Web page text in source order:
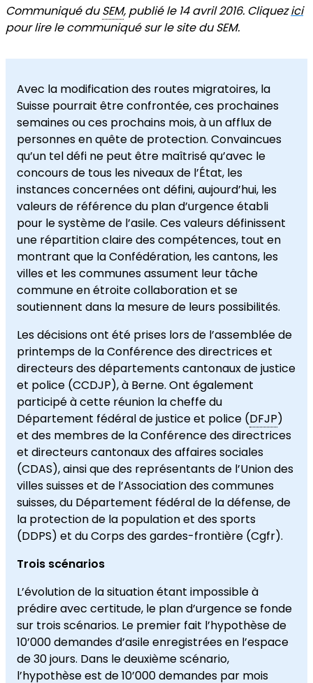
Communiqué duSEM, publié le 14 avril 2016. Cliquezici
pour lire le communiqué sur le site du SEM.
Avec la modification des routes migratoires, la
Suisse pourrait être confrontée, ces prochaines
semaines ou ces prochains mois, à un afflux de
personnes en quête de protection. Convaincues
qu’un tel défi ne peut être maîtrisé qu’avec le
concours de tous les niveaux de l’État, les
instances concernées ont défini, aujourd’hui, les
valeurs de référence du plan d’urgence établi
pour le système de l’asile. Ces valeurs définissent
une répartition claire des compétences, tout en
montrant que la Confédération, les cantons, les
villes et les communes assument leur tâche
commune en étroite collaboration et se
soutiennent dans la mesure de leurs possibilités.
Les décisions ont été prises lors de l’assemblée de
printemps de la Conférence des directrices et
directeurs des départements cantonaux de justice
et police (CCDJP), à Berne. Ont également
participé à cette réunion la cheffe du
Département fédéral de justice et police (DFJP)
et des membres de la Conférence des directrices
et directeurs cantonaux des affaires sociales
(CDAS), ainsi que des représentants de l’Union des
villes suisses et de l’Association des communes
suisses, du Département fédéral de la défense, de
la protection de la population et des sports
(DDPS) et du Corps des gardes-frontière (Cgfr).
Trois scénarios
L’évolution de la situation étant impossible à
prédire avec certitude, le plan d’urgence se fonde
sur trois scénarios. Le premier fait l’hypothèse de
10’000 demandes d’asile enregistrées en l’espace
de 30 jours. Dans le deuxième scénario,
l’hypothèse est de 10’000 demandes par mois